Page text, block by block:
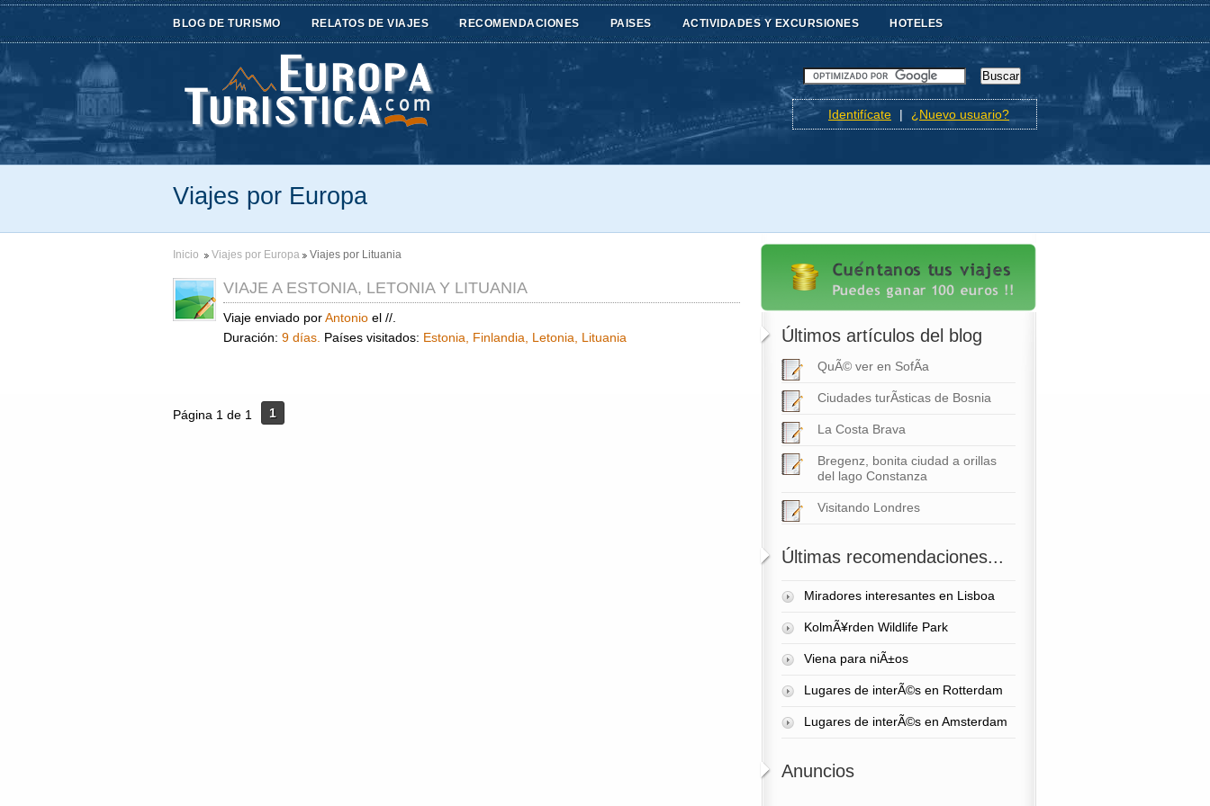
BLOG DE TURISMO RELATOS DE VIAJES RECOMENDACIONES PAISES ACTIVIDADES Y EXCURSIONES HOTELES
Identifícate | ¿Nuevo usuario?
Viajes por Europa
Inicio Viajes por Europa Viajes por Lituania
VIAJE A ESTONIA, LETONIA Y LITUANIA
Viaje enviado porAntonio el //.
Duración: 9 días. Países visitados: Estonia, Finlandia, Letonia, Lituania
Página 1 de 1 1
Últimos artículos del blog
QuÃ© ver en SofÃ­a
Ciudades turÃ­sticas de Bosnia
La Costa Brava
Bregenz, bonita ciudad a orillas
del lago Constanza
Visitando Londres
Últimas recomendaciones...
Miradores interesantes en Lisboa
KolmÃ¥rden Wildlife Park
Viena para niÃ±os
Lugares de interÃ©s en Rotterdam
Lugares de interÃ©s en Amsterdam
Anuncios